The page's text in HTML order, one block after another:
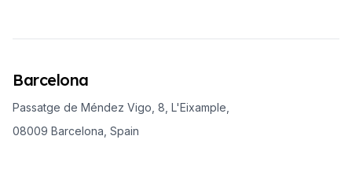
Barcelona
Passatge de Méndez Vigo, 8, L'Eixample,
08009 Barcelona, Spain